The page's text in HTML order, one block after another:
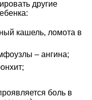
другие
кашель, ломота в
– ангина;
боль в